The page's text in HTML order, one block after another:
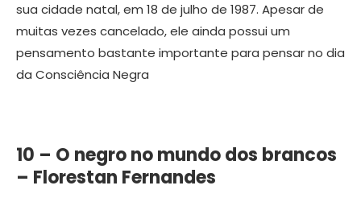
sua cidade natal, em 18 de julho de 1987. Apesar de
muitas vezes cancelado, ele ainda possui um
pensamento bastante importante para pensar no dia
da Consciência Negra
10 – O negro no mundo dos brancos
– Florestan Fernandes